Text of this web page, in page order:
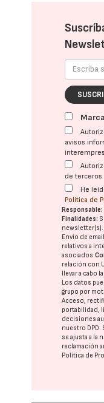
avisos
de
He
Política de
Responsable:
Finalidades:
Envío de
relativos a
asociados.
relación con
llevar a cabo
Los datos
grupo por
Acceso,
portabilidad,
decisiones
nuestro DPD.
se ajusta a la
reclamación
Política de